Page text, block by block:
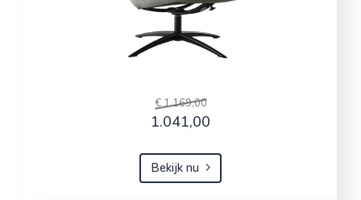
€ 1.169,00
1.041,00
Bekijk nu